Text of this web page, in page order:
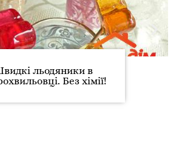
льодяники в
Без хімії!